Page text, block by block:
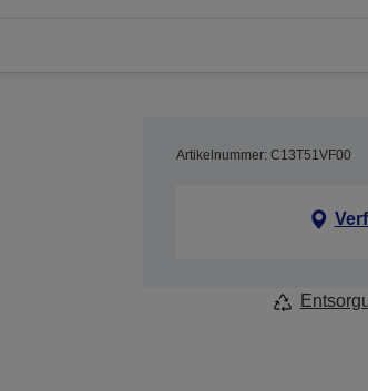
Artikelnummer: C13T51VF00